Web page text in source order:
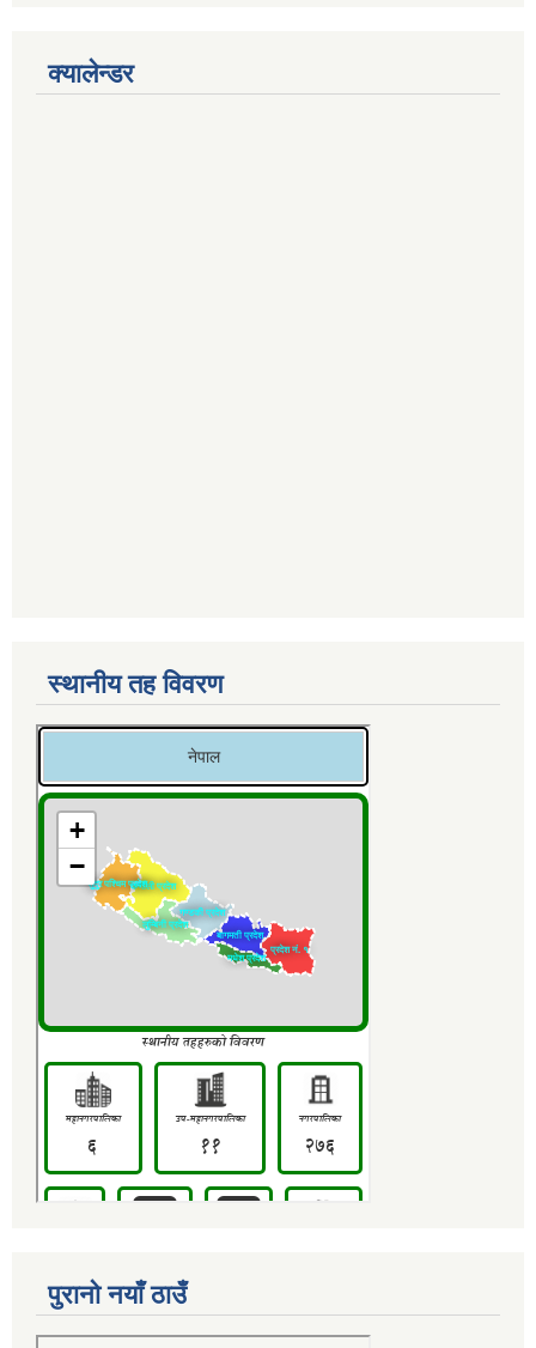
क्यालेन्डर
स्थानीय तह विवरण
पुरानो नयाँ ठाउँ